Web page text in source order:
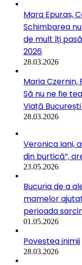
Mara Epuraș,
Schimbarea
de mult îți
2026
28.03.2026
Maria Czernin,
Să nu ne fie
Viață
28.03.2026
Veronica Iani,
din burtică”,
23.05.2026
Bucuria de a
mamelor
perioada
01.05.2026
Povestea inimii
28.03.2026